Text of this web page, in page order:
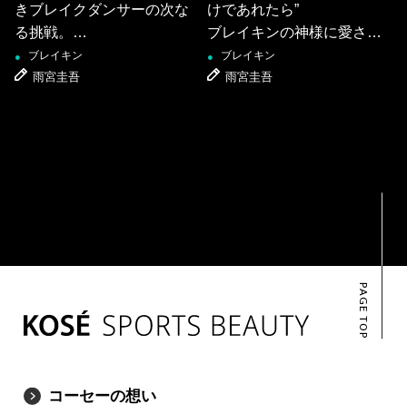
きブレイクダンサーの次な
る挑戦。
Shigekix×HIRO10［スペシ
ャル対談］
● ブレイキン
雨宮圭吾
けであれたら”
ブレイキンの神様に愛され
るShigekixが歩む創造の旅
● ブレイキン
雨宮圭吾
PAGE TOP
コーセーの想い